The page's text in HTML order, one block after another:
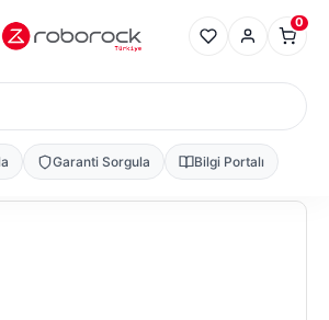
0
Garanti Sorgula Bilgi Portalı